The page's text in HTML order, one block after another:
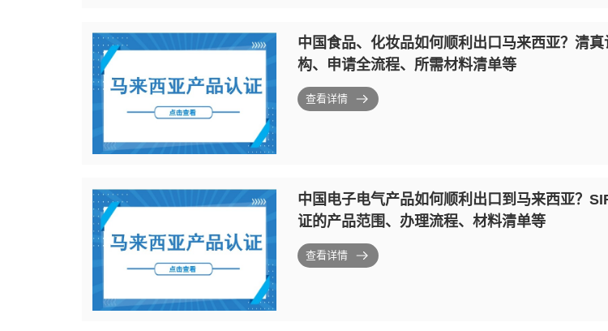
中国食品、化妆品如何顺利出口马来西亚？清
构、申请全流程、所需材料清单等
查看详情
中国电子电气产品如何顺利出口到马来西亚？
证的产品范围、办理流程、材料清单等
查看详情